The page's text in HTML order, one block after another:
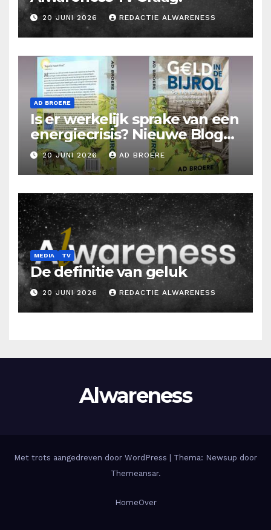
20 JUNI 2026 REDACTIE ALWARENESS
AD BROERE
Is er werkelijk sprake van een
energiecrisis? Nieuwe Blog
Ad Broere
20 JUNI 2026 AD BROERE
MEDIA TV
De definitie van geluk
20 JUNI 2026 REDACTIE ALWARENESS
Alwareness
Met trots aangedreven door WordPress
Thema: Newsup door
Themeansar.
HomeOver